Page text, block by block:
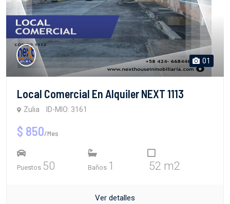
01
Local Comercial En Alquiler NEXT 1113
Zulia ID-MIO: 3161
$ 850/Mes
Puestos 50 Baños 1 52 m2
Ver detalles